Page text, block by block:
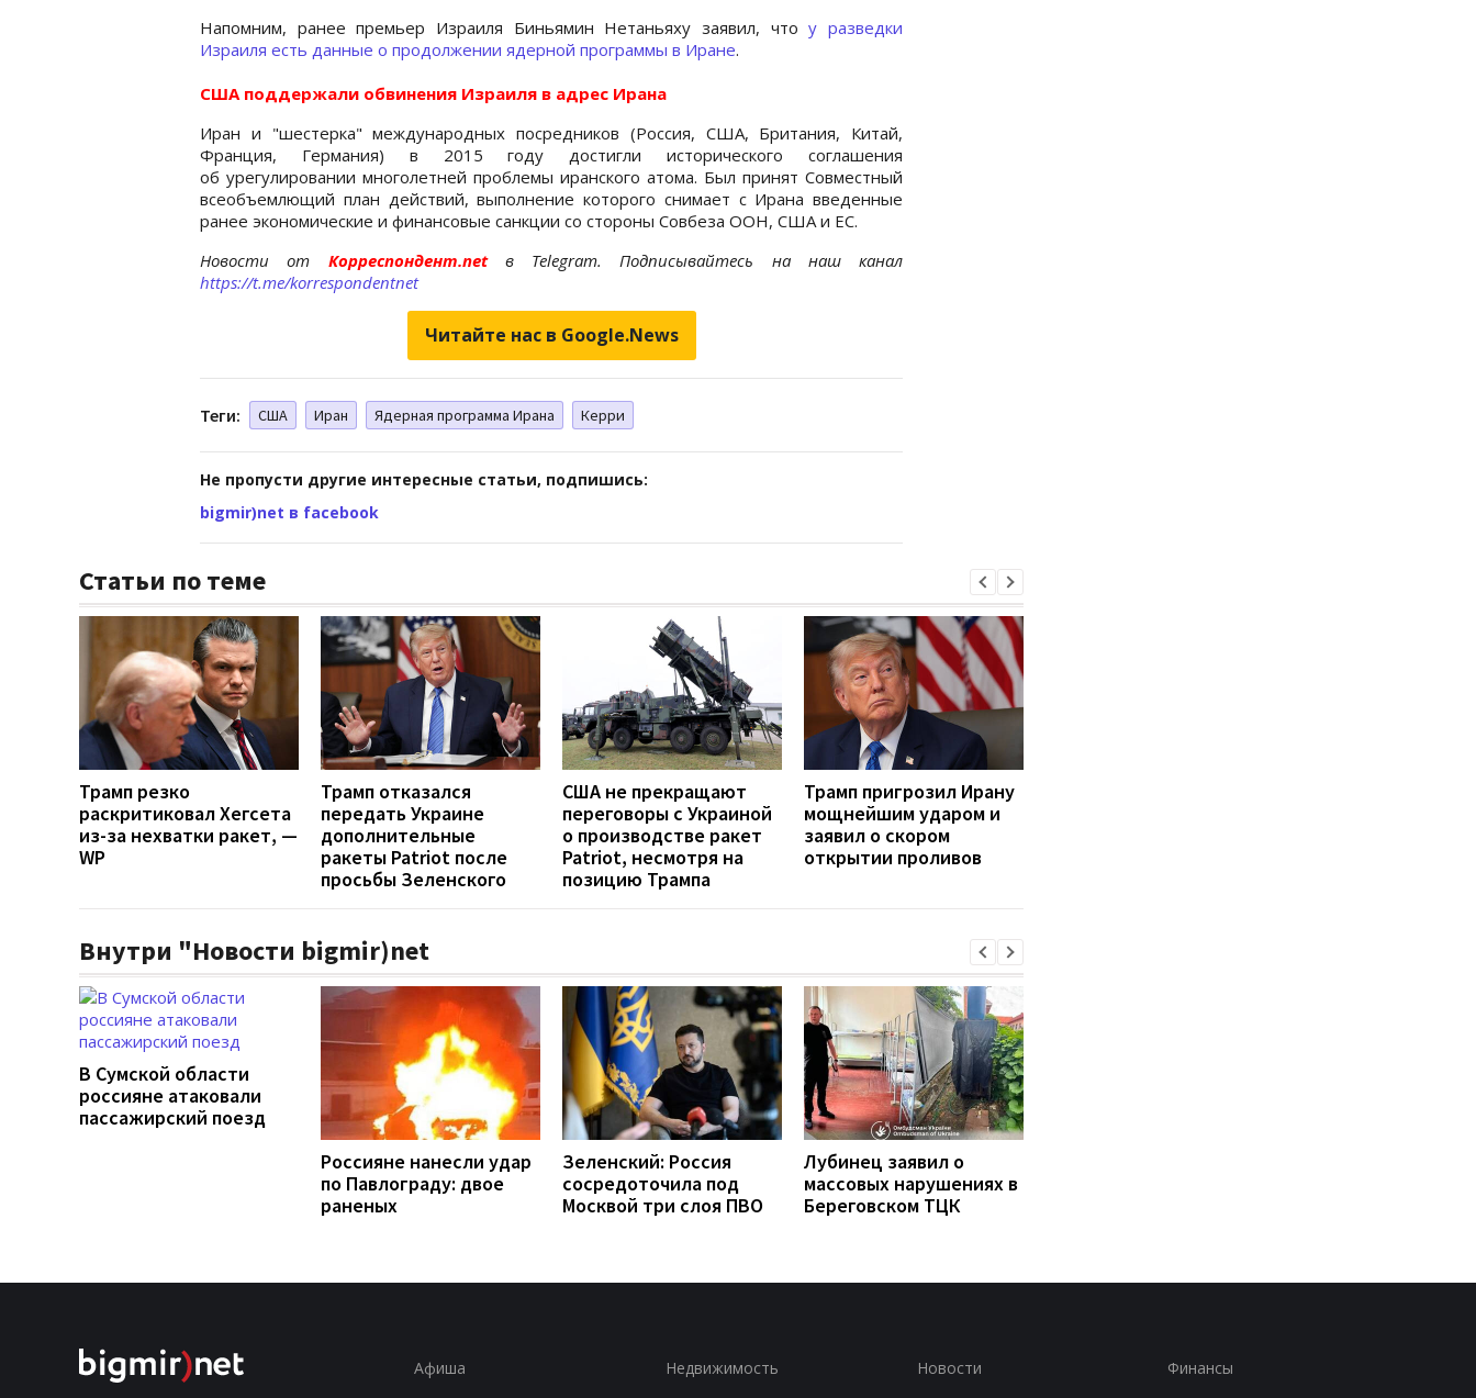
Напомним, ранее премьер Израиля Биньямин Нетаньяху заявил, чтоу разведки
Израиля есть данные о продолжении ядерной программы в Иране.
США поддержали обвинения Израиля в адрес Ирана
Иран и "шестерка" международных посредников (Россия, США, Британия, Китай,
Франция, Германия) в 2015 году достигли исторического соглашения
об урегулировании многолетней проблемы иранского атома. Был принят Совместный
всеобъемлющий план действий, выполнение которого снимает с Ирана введенные
ранее экономические и финансовые санкции со стороны Совбеза ООН, США и ЕС.
Новости от Корреспондент.net в Telegram. Подписывайтесь на наш канал
https://t.me/korrespondentnet
Читайте нас в Google.News
Теги: США Иран Ядерная программа Ирана Керри
Не пропусти другие интересные статьи, подпишись:
bigmir)net в facebook
Статьи по теме
Трамп резко
раскритиковал Хегсета
из-за нехватки ракет, —
WP
Трамп отказался
передать Украине
дополнительные
ракеты Patriot после
просьбы Зеленского
США не прекращают
переговоры с Украиной
о производстве ракет
Patriot, несмотря на
позицию Трампа
Трамп пригрозил Ирану
мощнейшим ударом и
заявил о скором
открытии проливов
Внутри "Новости bigmir)net
В Сумской области
россияне атаковали
пассажирский поезд
Россияне нанесли удар
по Павлограду: двое
раненых
Зеленский: Россия
сосредоточила под
Москвой три слоя ПВО
Лубинец заявил о
массовых нарушениях в
Береговском ТЦК
Афиша Недвижимость Новости Финансы